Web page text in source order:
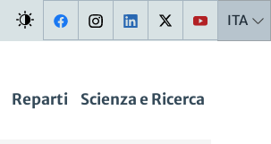
ITA
Reparti Scienza e Ricerca